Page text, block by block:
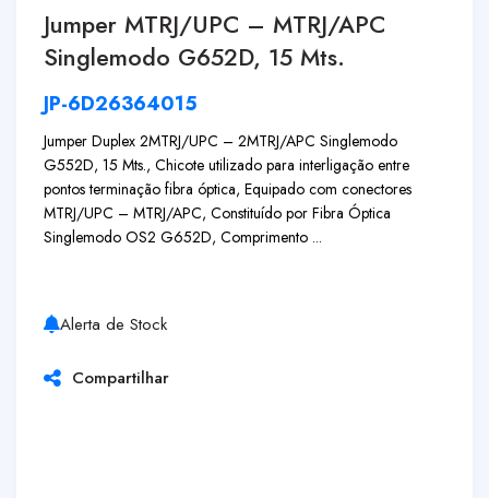
Jumper MTRJ/UPC – MTRJ/APC
Singlemodo G652D, 15 Mts.
JP-6D26364015
Jumper Duplex 2MTRJ/UPC – 2MTRJ/APC Singlemodo
G552D, 15 Mts., Chicote utilizado para interligação entre
pontos terminação fibra óptica, Equipado com conectores
MTRJ/UPC – MTRJ/APC, Constituído por Fibra Óptica
Singlemodo OS2 G652D, Comprimento ...
Alerta de Stock
Compartilhar